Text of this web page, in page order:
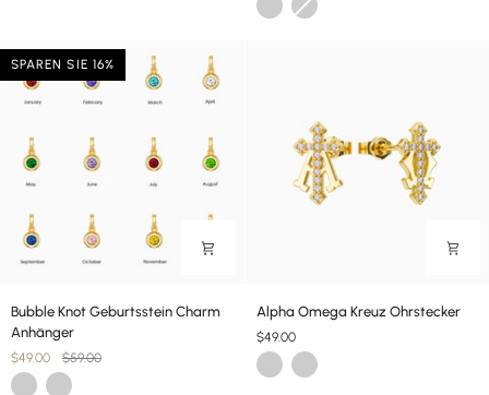
SPAREN SIE 16%
Bubble
Knot
Geburtsstein
Charm
Anhänger
Bubble Knot Geburtsstein Charm
Anhänger
$49.00 $59.00
Gold Silber
Alpha
Omega
Kreuz
Ohrstecker
Alpha Omega Kreuz Ohrstecker
$49.00
Gold Silber